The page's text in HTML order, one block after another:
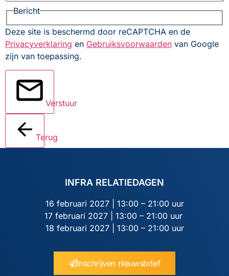
Bericht
Deze site is beschermd door reCAPTCHA en de
Privacyverklaring en Gebruiksvoorwaarden van Google
zijn van toepassing.
Verstuur
Terug
INFRA RELATIEDAGEN
16 februari 2027 | 13:00 – 21:00 uur
17 februari 2027 | 13:00 – 21:00 uur
18 februari 2027 | 13:00 – 21:00 uur
Inschrijven nieuwsbrief